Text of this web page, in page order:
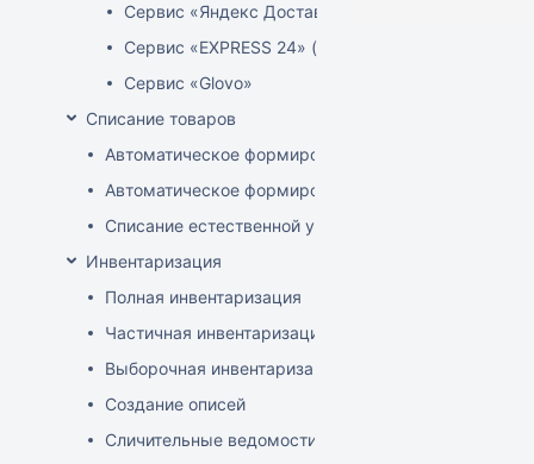
Сервис «Яндекс Доставка»
Сервис «EXPRESS 24» (Узбекистан)
Сервис «Glovo»
Списание товаров
Автоматическое формирование акта расценки для
Автоматическое формирование документов
Списание естественной убыли
Инвентаризация
Полная инвентаризация
Частичная инвентаризация
Выборочная инвентаризация
Создание описей
Сличительные ведомости